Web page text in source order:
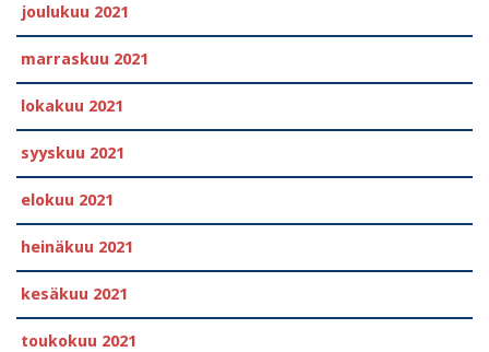
joulukuu 2021
marraskuu 2021
lokakuu 2021
syyskuu 2021
elokuu 2021
heinäkuu 2021
kesäkuu 2021
toukokuu 2021